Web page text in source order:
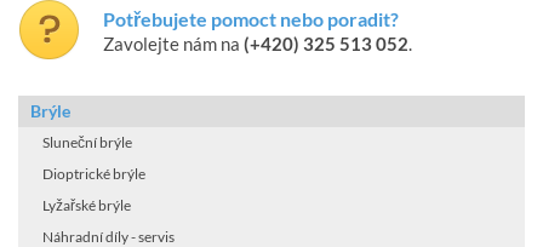
Potřebujete pomoct nebo poradit?
Zavolejte nám na (+420) 325 513 052.
Brýle
Sluneční brýle
Dioptrické brýle
Lyžařské brýle
Náhradní díly - servis